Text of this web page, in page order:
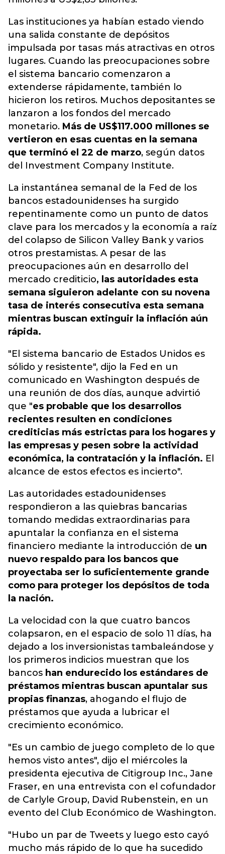
Las instituciones ya habían estado viendo
una salida constante de depósitos
impulsada por tasas más atractivas en otros
lugares. Cuando las preocupaciones sobre
el sistema bancario comenzaron a
extenderse rápidamente, también lo
hicieron los retiros. Muchos depositantes se
lanzaron a los fondos del mercado
monetario. Más de US$117.000 millones se
vertieron en esas cuentas en la semana
que terminó el 22 de marzo, según datos
del Investment Company Institute.
La instantánea semanal de la Fed de los
bancos estadounidenses ha surgido
repentinamente como un punto de datos
clave para los mercados y la economía a raíz
del colapso de Silicon Valley Bank y varios
otros prestamistas. A pesar de las
preocupaciones aún en desarrollo del
mercado crediticio, las autoridades esta
semana siguieron adelante con su novena
tasa de interés consecutiva esta semana
mientras buscan extinguir la inflación aún
rápida.
"El sistema bancario de Estados Unidos es
sólido y resistente", dijo la Fed en un
comunicado en Washington después de
una reunión de dos días, aunque advirtió
que "es probable que los desarrollos
recientes resulten en condiciones
crediticias más estrictas para los hogares y
las empresas y pesen sobre la actividad
económica, la contratación y la inflación. El
alcance de estos efectos es incierto".
Las autoridades estadounidenses
respondieron a las quiebras bancarias
tomando medidas extraordinarias para
apuntalar la confianza en el sistema
financiero mediante la introducción de un
nuevo respaldo para los bancos que
proyectaba ser lo suficientemente grande
como para proteger los depósitos de toda
la nación.
La velocidad con la que cuatro bancos
colapsaron, en el espacio de solo 11 días, ha
dejado a los inversionistas tambaleándose y
los primeros indicios muestran que los
bancos han endurecido los estándares de
préstamos mientras buscan apuntalar sus
propias finanzas, ahogando el flujo de
préstamos que ayuda a lubricar el
crecimiento económico.
"Es un cambio de juego completo de lo que
hemos visto antes", dijo el miércoles la
presidenta ejecutiva de Citigroup Inc., Jane
Fraser, en una entrevista con el cofundador
de Carlyle Group, David Rubenstein, en un
evento del Club Económico de Washington.
"Hubo un par de Tweets y luego esto cayó
mucho más rápido de lo que ha sucedido